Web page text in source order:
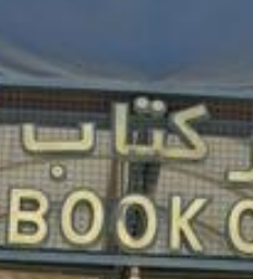
انتخاب ستاره ها!خرید با
تخفیف
تخفیف ویژه!